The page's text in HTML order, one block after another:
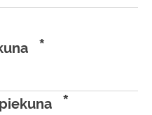
*
*